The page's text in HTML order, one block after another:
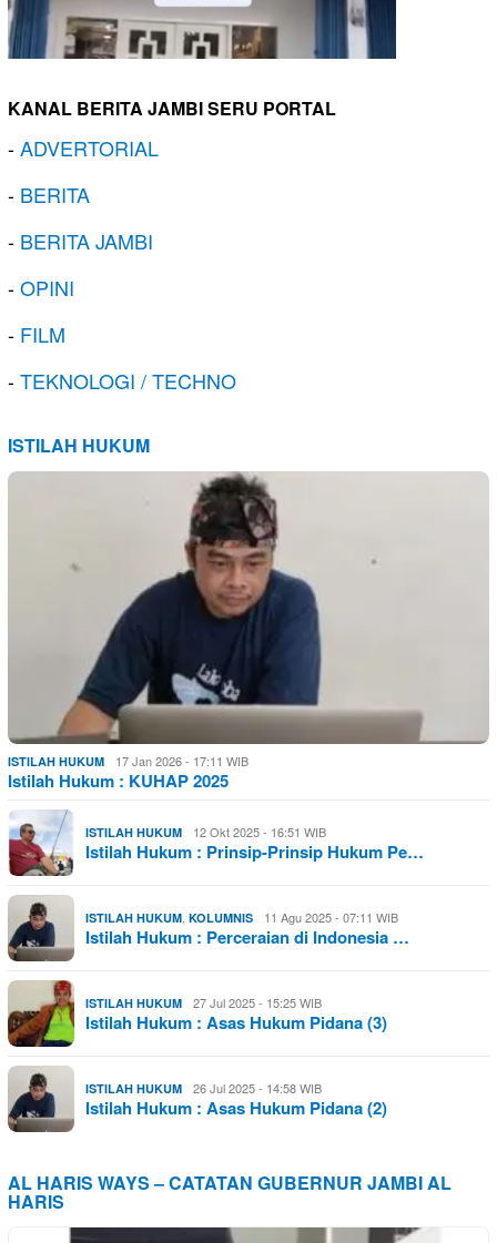
KANAL BERITA JAMBI SERU PORTAL
-ADVERTORIAL
- BERITA
- BERITA JAMBI
-OPINI
- FILM
-TEKNOLOGI / TECHNO
ISTILAH HUKUM
ISTILAH HUKUM 17 Jan 2026 - 17:11 WIB
Istilah Hukum : KUHAP 2025
ISTILAH HUKUM 12 Okt 2025 - 16:51 WIB
Istilah Hukum : Prinsip-Prinsip Hukum Pe…
ISTILAH HUKUM KOLUMNIS 11 Agu 2025 - 07:11 WIB
Istilah Hukum : Perceraian di Indonesia …
ISTILAH HUKUM 27 Jul 2025 - 15:25 WIB
Istilah Hukum : Asas Hukum Pidana (3)
ISTILAH HUKUM 26 Jul 2025 - 14:58 WIB
Istilah Hukum : Asas Hukum Pidana (2)
AL HARIS WAYS – CATATAN GUBERNUR JAMBI AL
HARIS